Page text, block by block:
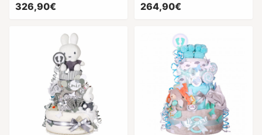
326,90€ 264,90€